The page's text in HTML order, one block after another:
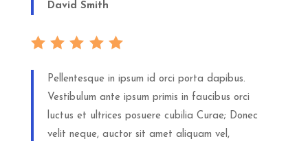
David Smith
Pellentesque in ipsum id orci porta dapibus.
Vestibulum ante ipsum primis in faucibus orci
luctus et ultrices posuere cubilia Curae; Donec
velit neque, auctor sit amet aliquam vel,